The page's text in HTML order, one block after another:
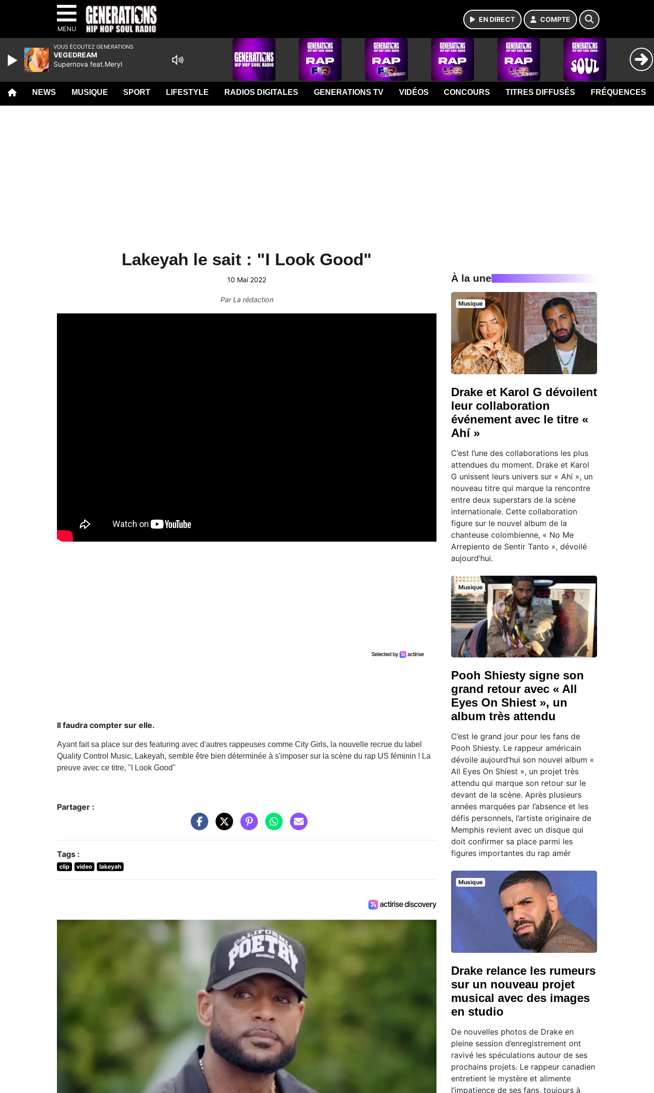
MENU
EN DIRECT COMPTE
NEWS MUSIQUE SPORT LIFESTYLE RADIOS DIGITALES GENERATIONS TV VIDÉOS CONCOURS TITRES DIFFUSÉS FRÉQUENCES
Lakeyah le sait : "I Look Good"
10 Mai 2022
ParLa rédaction
Il faudra compter sur elle.
Ayant fait sa place sur des featuring avec d'autres rappeuses comme City Girls, la nouvelle recrue du label
Quality Control Music, Lakeyah, semble être bien déterminée à s'imposer sur la scène du rap US féminin ! La
preuve avec ce titre, "I Look Good"
Partager :
Tags :
clip video lakeyah
À la une
Musique
Drake et Karol G dévoilent
leur collaboration
événement avec le titre «
Ahí »
C’est l’une des collaborations les plus
attendues du moment. Drake et Karol
G unissent leurs univers sur « Ahí », un
nouveau titre qui marque la rencontre
entre deux superstars de la scène
internationale. Cette collaboration
figure sur le nouvel album de la
chanteuse colombienne, « No Me
Arrepiento de Sentir Tanto », dévoilé
aujourd’hui.
Musique
Pooh Shiesty signe son
grand retour avec « All
Eyes On Shiest », un
album très attendu
C’est le grand jour pour les fans de
Pooh Shiesty. Le rappeur américain
dévoile aujourd’hui son nouvel album «
All Eyes On Shiest », un projet très
attendu qui marque son retour sur le
devant de la scène. Après plusieurs
années marquées par l’absence et les
défis personnels, l’artiste originaire de
Memphis revient avec un disque qui
doit confirmer sa place parmi les
figures importantes du rap amér
Musique
Drake relance les rumeurs
sur un nouveau projet
musical avec des images
en studio
De nouvelles photos de Drake en
pleine session d’enregistrement ont
ravivé les spéculations autour de ses
prochains projets. Le rappeur canadien
entretient le mystère et alimente
l’impatience de ses fans, toujours à
VOUS ÉCOUTEZ GENERATIONS
VEGEDREAM
Supernova feat.Meryl